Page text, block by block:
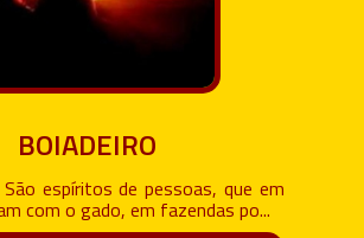
BOIADEIRO
espíritos de pessoas, que em
com o gado, em fazendas po...